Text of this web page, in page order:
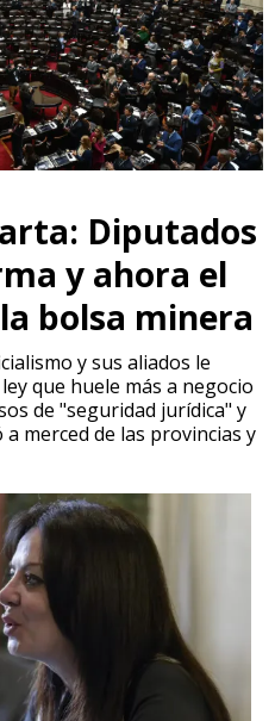
Diputados
y ahora el
bolsa minera
y sus aliados le
que huele más a negocio
de "seguridad jurídica" y
merced de las provincias y